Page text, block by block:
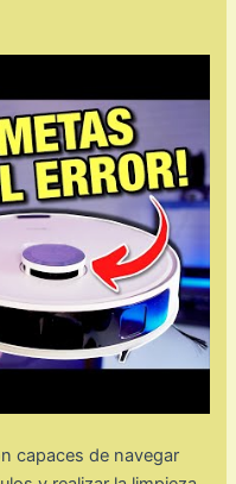
capaces de navegar